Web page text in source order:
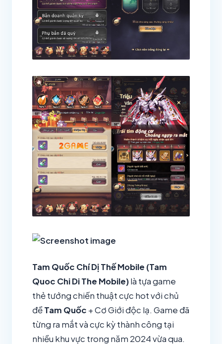
Tam Quốc Chí Dị Thế Mobile (Tam
Quoc Chi Di The Mobile)là tựa game
thẻ tướng chiến thuật cực hot với chủ
đềTam Quốc + Cơ Giới độc lạ. Game đã
từng ra mắt và cực kỳ thành công tại
nhiều khu vực trong năm 2024 vừa qua.